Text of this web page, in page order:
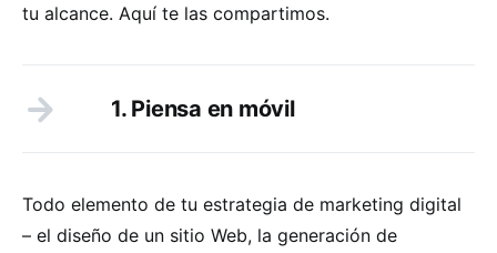
tu alcance. Aquí te las compartimos.
1. Piensa en móvil
Todo elemento de tu estrategia de marketing digital
– el diseño de un sitio Web, la generación de